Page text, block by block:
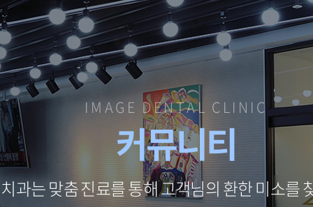
IMAGE DENTAL CLINIC
커뮤니티
과는 맞춤 진료를 통해 고객님의 환한 미소를